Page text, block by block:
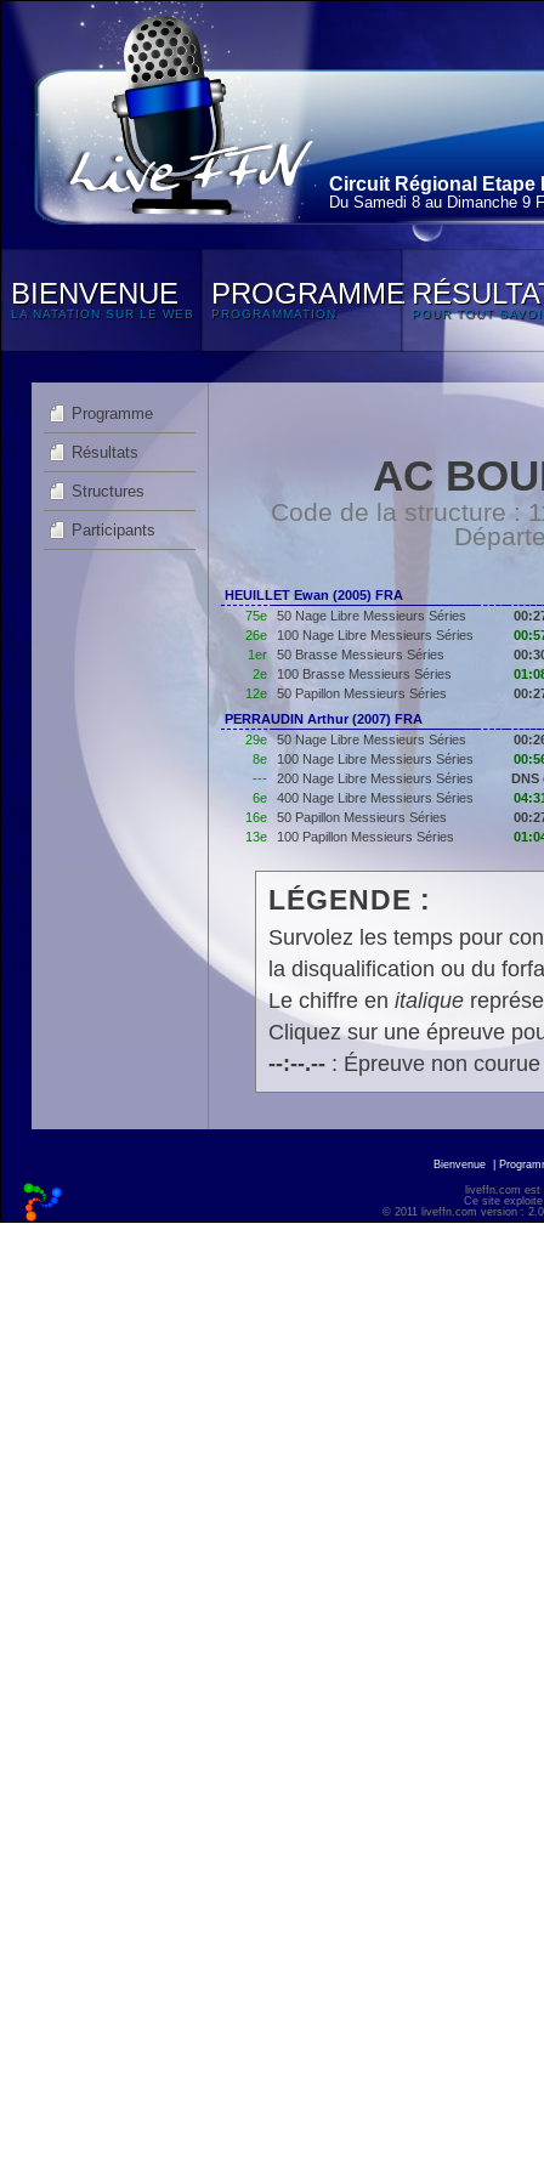
Circuit Régional Etape
Du Samedi 8 au Dimanche 9
BIENVENUE
LA NATATION SUR LE WEB
PROGRAMME
PROGRAMMATION POUR TOUT
Programme
Résultats
Structures
Participants
AC
Code de la structure :
HEUILLET Ewan (2005) FRA
75e
50 Nage Libre Messieurs Séries
26e
100 Nage Libre Messieurs Séries
1er
50 Brasse Messieurs Séries
2e
100 Brasse Messieurs Séries
12e
50 Papillon Messieurs Séries
PERRAUDIN Arthur (2007) FRA
29e
50 Nage Libre Messieurs Séries
8e
100 Nage Libre Messieurs Séries
---
200 Nage Libre Messieurs Séries
DNS
6e
400 Nage Libre Messieurs Séries
16e
50 Papillon Messieurs Séries
13e
100 Papillon Messieurs Séries
LÉGENDE :
Survolez les temps pour
la disqualification ou du
Le chiffre en italique
Cliquez sur une épreuve
--:--.--: Épreuve non
Bienvenue
liveffn.com est
Ce site
© 2011 liveffn.com version :